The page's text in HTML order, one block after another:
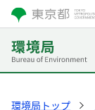
環境局トップ